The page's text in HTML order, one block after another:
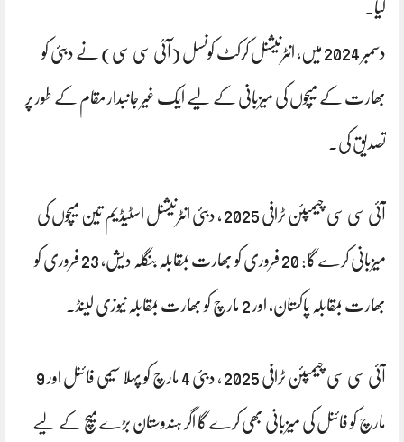
کیا۔
دسمبر 2024 میں، انٹرنیشنل کرکٹ کونسل (آئی سی سی) نے دبئی کو
بھارت کے میچوں کی میزبانی کے لیے ایک غیر جانبدار مقام کے طور پر
تصدیق کی۔
آئی سی سی چیمپئن ٹرافی 2025 ، دبئی انٹرنیشنل اسٹیڈیم تین میچوں کی
میزبانی کرے گا: 20 فروری کو بھارت بمقابلہ بنگلہ دیش، 23 فروری کو
بھارت بمقابلہ پاکستان، اور 2 مارچ کو بھارت بمقابلہ نیوزی لینڈ۔
آئی سی سی چیمپئن ٹرافی 2025 ، دبئی 4 مارچ کو پہلا سیمی فائنل اور 9
مارچ کو فائنل کی میزبانی بھی کرے گا اگر ہندوستان بڑے میچ کے لیے